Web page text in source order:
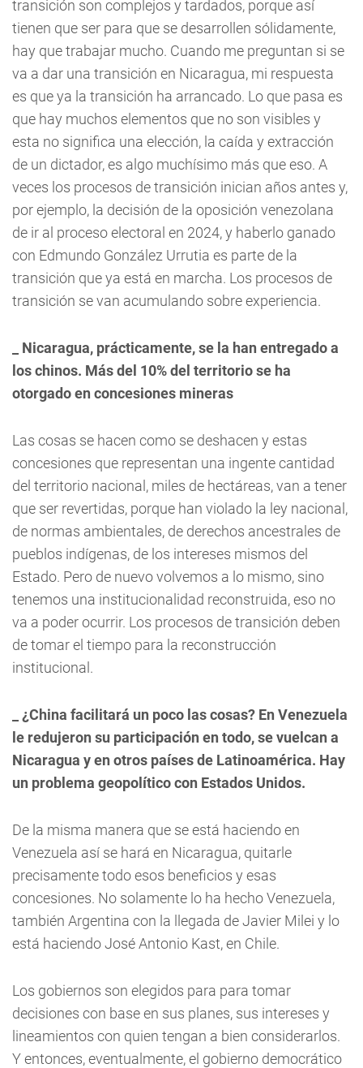
transición son complejos y tardados, porque así
tienen que ser para que se desarrollen sólidamente,
hay que trabajar mucho. Cuando me preguntan si se
va a dar una transición en Nicaragua, mi respuesta
es que ya la transición ha arrancado. Lo que pasa es
que hay muchos elementos que no son visibles y
esta no significa una elección, la caída y extracción
de un dictador, es algo muchísimo más que eso. A
veces los procesos de transición inician años antes y,
por ejemplo, la decisión de la oposición venezolana
de ir al proceso electoral en 2024, y haberlo ganado
con Edmundo González Urrutia es parte de la
transición que ya está en marcha. Los procesos de
transición se van acumulando sobre experiencia.
_ Nicaragua, prácticamente, se la han entregado a
los chinos. Más del 10% del territorio se ha
otorgado en concesiones mineras
Las cosas se hacen como se deshacen y estas
concesiones que representan una ingente cantidad
del territorio nacional, miles de hectáreas, van a tener
que ser revertidas, porque han violado la ley nacional,
de normas ambientales, de derechos ancestrales de
pueblos indígenas, de los intereses mismos del
Estado. Pero de nuevo volvemos a lo mismo, sino
tenemos una institucionalidad reconstruida, eso no
va a poder ocurrir. Los procesos de transición deben
de tomar el tiempo para la reconstrucción
institucional.
_ ¿China facilitará un poco las cosas? En Venezuela
le redujeron su participación en todo, se vuelcan a
Nicaragua y en otros países de Latinoamérica. Hay
un problema geopolítico con Estados Unidos.
De la misma manera que se está haciendo en
Venezuela así se hará en Nicaragua, quitarle
precisamente todo esos beneficios y esas
concesiones. No solamente lo ha hecho Venezuela,
también Argentina con la llegada de Javier Milei y lo
está haciendo José Antonio Kast, en Chile.
Los gobiernos son elegidos para para tomar
decisiones con base en sus planes, sus intereses y
lineamientos con quien tengan a bien considerarlos.
Y entonces, eventualmente, el gobierno democrático